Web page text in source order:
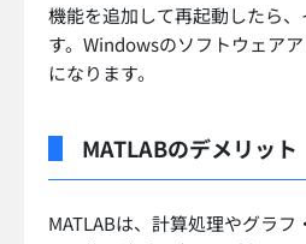
機能を追加して再起動したら
す。Windowsのソフトウェア
になります。
MATLABのデメリット
MATLABは、計算処理やグラ